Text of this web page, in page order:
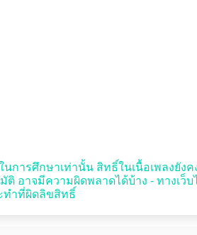
การศึกษาเท่านั้น สิทธิ์ในเนื้อเพลงยัง
อาจมีความผิดพลาดได้บ้าง - ทางเว็
ทำที่ผิดลิขสิทธิ์